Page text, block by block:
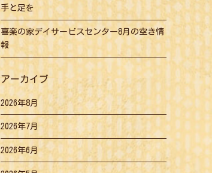
手と足を
喜楽の家デイサービスセンター8月の空き情
報
アーカイブ
2026年8月
2026年7月
2026年6月